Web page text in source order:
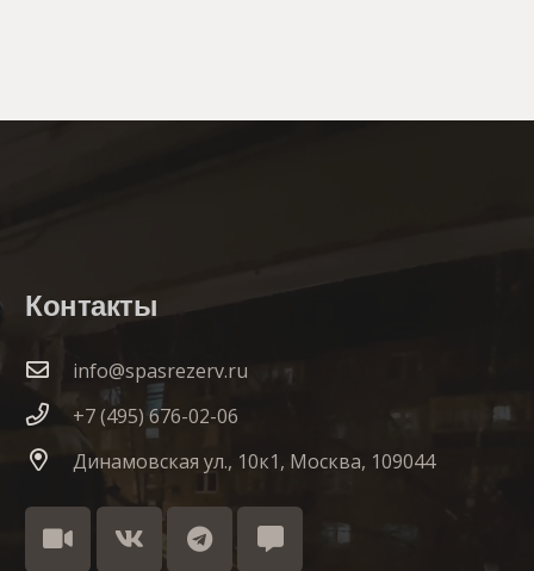
Контакты
info@spasrezerv.ru
+7 (495) 676-02-06
Динамовская ул., 10к1, Москва, 109044